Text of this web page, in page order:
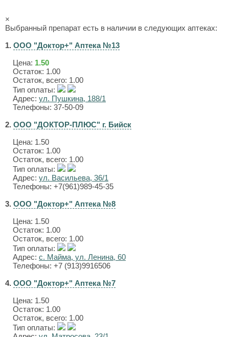
×
Выбранный препарат есть в наличии в следующих аптеках:
1. ООО "Доктор+" Аптека №13
Цена: 1.50
Остаток: 1.00
Остаток, всего: 1.00
Тип оплаты:
Адрес: ул. Пушкина, 188/1
Телефоны: 37-50-09
2. ООО "ДОКТОР-ПЛЮС" г. Бийск
Цена: 1.50
Остаток: 1.00
Остаток, всего: 1.00
Тип оплаты:
Адрес: ул. Васильева, 36/1
Телефоны: +7(961)989-45-35
3. ООО "Доктор+" Аптека №8
Цена: 1.50
Остаток: 1.00
Остаток, всего: 1.00
Тип оплаты:
Адрес: с. Майма, ул. Ленина, 60
Телефоны: +7 (913)9916506
4. ООО "Доктор+" Аптека №7
Цена: 1.50
Остаток: 1.00
Остаток, всего: 1.00
Тип оплаты: